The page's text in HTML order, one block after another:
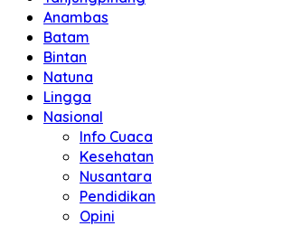
Anambas
Batam
Bintan
Natuna
Lingga
Nasional
Info Cuaca
Kesehatan
Nusantara
Pendidikan
Opini